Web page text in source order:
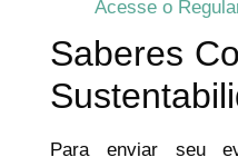
Acesse o
Saberes
Para enviar seu